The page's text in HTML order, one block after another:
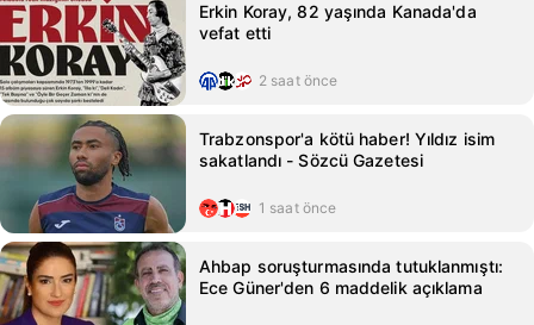
Erkin Koray, 82 yaşında Kanada'da
vefat etti
2 saat önce
Trabzonspor'a kötü haber! Yıldız isim
sakatlandı - Sözcü Gazetesi
1 saat önce
Ahbap soruşturmasında tutuklanmıştı:
Ece Güner'den 6 maddelik açıklama